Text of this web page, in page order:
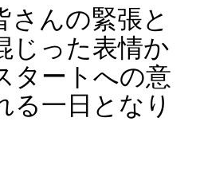
さんの緊張と
じった表情か
タートへの意
る一日となり